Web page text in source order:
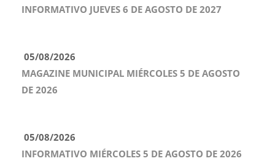
INFORMATIVO JUEVES 6 DE AGOSTO DE 2027
05/08/2026
MAGAZINE MUNICIPAL MIÉRCOLES 5 DE AGOSTO
DE 2026
05/08/2026
INFORMATIVO MIÉRCOLES 5 DE AGOSTO DE 2026